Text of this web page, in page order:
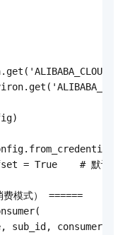
= True    # 默认值
模式） ======
sub_id,